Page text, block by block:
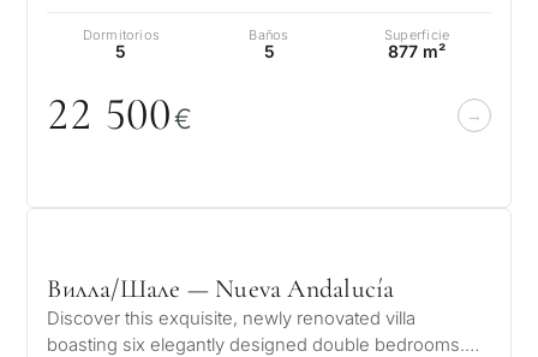
Dormitorios
5
Baños
5
Superficie
877 m²
22 500€
Вилла/Шале — Nueva Andalucía
Discover this exquisite, newly renovated villa
boasting six elegantly designed double bedrooms.